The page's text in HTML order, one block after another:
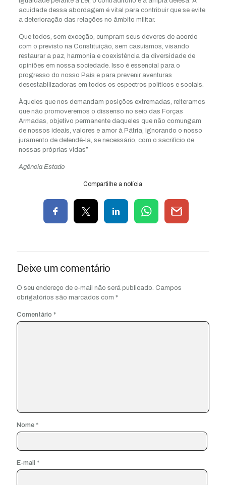
acuidade dessa abordagem é vital para contribuir que se evite
a deterioração das relações no âmbito militar.
Que todos, sem exceção, cumpram seus deveres de acordo
com o previsto na Constituição, sem casuísmos, visando
restaurar a paz, harmonia e coexistência da diversidade de
opiniões em nossa sociedade. Isso é essencial para o
progresso do nosso País e para prevenir aventuras
desestabilizadoras em todos os espectros políticos e sociais.
Àqueles que nos demandam posições extremadas, reiteramos
que não promoveremos o dissenso no seio das Forças
Armadas, objetivo permanente daqueles que não comungam
de nossos ideais, valores e amor à Pátria, ignorando o nosso
juramento de defendê-la, se necessário, com o sacrifício de
nossas próprias vidas”
Agência Estado
Compartilhe a notícia
Deixe um comentário
O seu endereço de e-mail não será publicado. Campos
obrigatórios são marcados com *
Comentário *
Nome *
E-mail *